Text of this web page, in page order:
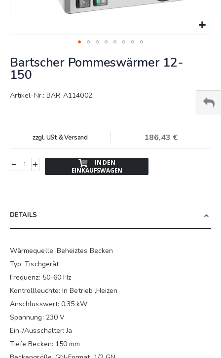
zum
Anfang
der
Bildergalerie
Bartscher Pommeswärmer 12-
150
Artikel-Nr.: BAR-A114002
186,43 €
zzgl. USt. & Versand
IN DEN
EINKAUFSWAGEN
DETAILS
Wärmequelle: Beheiztes Becken
Typ: Tischgerät
Frequenz: 50-60 Hz
Kontrollleuchte: In Betrieb ,Heizen
Anschlusswert: 0,35 kW
Spannung: 230 V
Ein-/Ausschalter: Ja
Tiefe Becken: 150 mm